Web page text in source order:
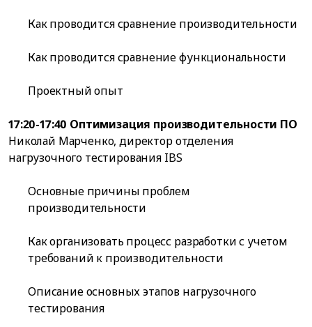
Как проводится сравнение производительности
Как проводится сравнение функциональности
Проектный опыт
17:20-17:40 Оптимизация производительности ПО
Николай Марченко, директор отделения
нагрузочного тестирования IBS
Основные причины проблем
производительности
Как организовать процесс разработки с учетом
требований к производительности
Описание основных этапов нагрузочного
тестирования